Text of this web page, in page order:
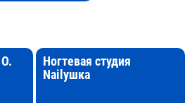
Ногтевая студия
Nailушка